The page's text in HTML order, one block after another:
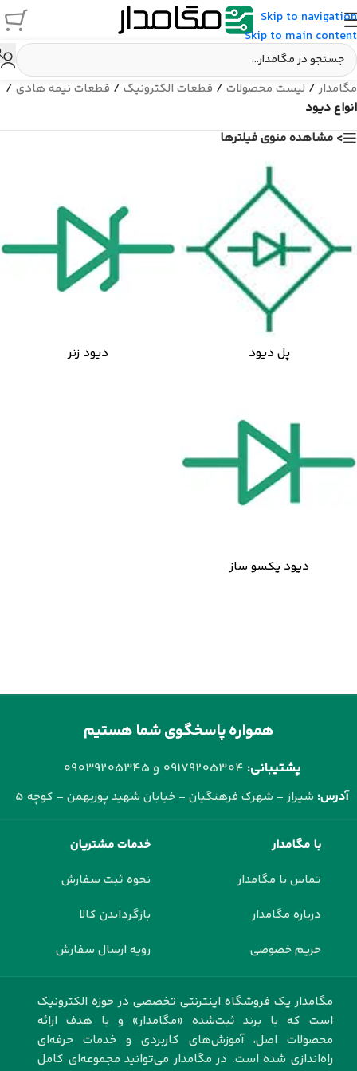
Skip to navigation
Skip to main content
مگامدار/ لیست محصولات / قطعات الکترونیک / قطعات نیمه هادی /
انواع دیود
> مشاهده منوی فیلترها
پل دیود دیود زنر
دیود یکسو ساز
همواره پاسخگوی شما هستیم
پشتیبانی: 09179205304 و 09039205345
آدرس: شیراز - شهرک فرهنگیان - خیابان شهید پوربهمن - کوچه 5
با مگامدار
تماس با مگامدار
درباره مگامدار
حریم خصوصی
خدمات مشتریان
نحوه ثبت سفارش
بازگرداندن کالا
رویه ارسال سفارش
مگامدار یک فروشگاه اینترنتی تخصصی در حوزه الکترونیک
است که با برند ثبت‌شده «مگامدار» و با هدف ارائه
محصولات اصل، آموزش‌های کاربردی و خدمات حرفه‌ای
راه‌اندازی شده است. در مگامدار می‌توانید مجموعه‌ای کامل